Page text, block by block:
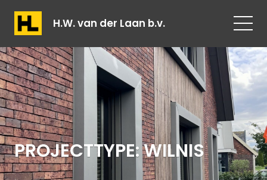
H.W. van der Laan b.v.
PROJECTTYPE:WILNIS